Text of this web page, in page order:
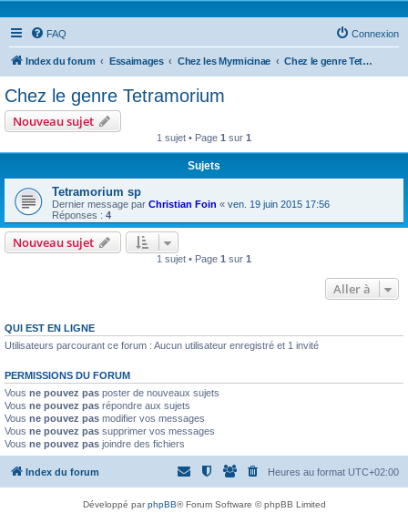
FAQ Connexion
Index du forum Essaimages Chez les Myrmicinae Chez le genre Tetramorium
Chez le genre Tetramorium
Nouveau sujet
1 sujet • Page 1 sur 1
Sujets
Tetramorium sp
Dernier message par Christian Foin « ven. 19 juin 2015 17:56
Réponses : 4
Nouveau sujet
1 sujet • Page 1 sur 1
Aller à
QUI EST EN LIGNE
Utilisateurs parcourant ce forum : Aucun utilisateur enregistré et 1 invité
PERMISSIONS DU FORUM
Vous ne pouvez pas poster de nouveaux sujets
Vous ne pouvez pas répondre aux sujets
Vous ne pouvez pas modifier vos messages
Vous ne pouvez pas supprimer vos messages
Vous ne pouvez pas joindre des fichiers
Index du forum Heures au format UTC+02:00
Développé parphpBB® Forum Software © phpBB Limited